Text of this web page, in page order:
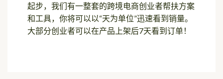
起步，我们有一整套的跨境电商创业者帮扶方案
和工具，你将可以以“天为单位”迅速看到销量。
大部分创业者可以在产品上架后7天看到订单！